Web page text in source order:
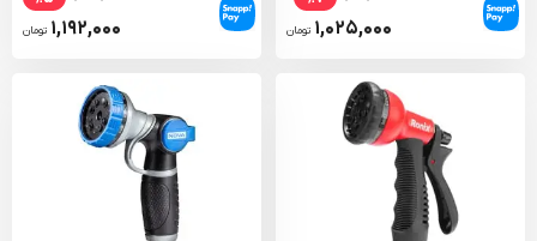
۱,۰۲۵,۰۰۰ تومان ۱,۱۹۲,۰۰۰ تومان